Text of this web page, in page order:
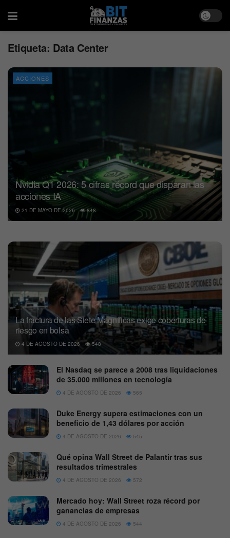
Etiqueta: Data Center
ACCIONES
Nvidia Q1 2026: 5 cifras récord que disparan las
acciones IA
21 DE MAYO DE 2026 848
La fractura de las Siete Magníficas exige coberturas de
riesgo en bolsa
4 DE AGOSTO DE 2026 548
El Nasdaq se parece a 2008 tras liquidaciones
de 35.000 millones en tecnología
4 DE AGOSTO DE 2026 565
Duke Energy supera estimaciones con un
beneficio de 1,43 dólares por acción
4 DE AGOSTO DE 2026 545
Qué opina Wall Street de Palantir tras sus
resultados trimestrales
4 DE AGOSTO DE 2026 572
Mercado hoy: Wall Street roza récord por
ganancias de empresas
4 DE AGOSTO DE 2026 544